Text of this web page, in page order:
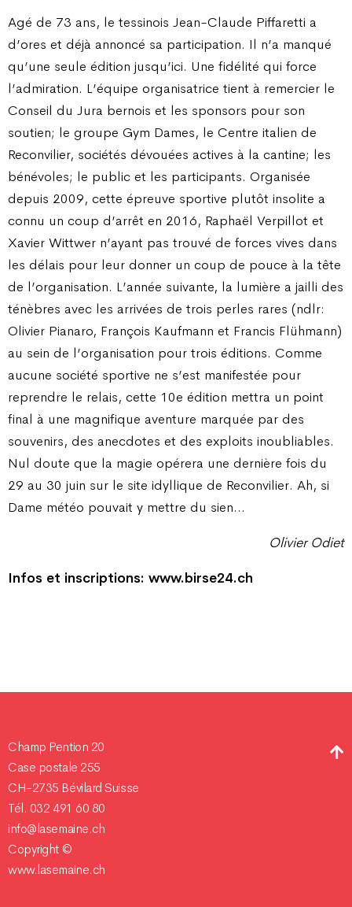
Agé de 73 ans, le tessinois Jean-Claude Piffaretti a
d’ores et déjà annoncé sa participation. Il n’a manqué
qu’une seule édition jusqu’ici. Une fidélité qui force
l’admiration. L’équipe organisatrice tient à remercier le
Conseil du Jura bernois et les sponsors pour son
soutien; le groupe Gym Dames, le Centre italien de
Reconvilier, sociétés dévouées actives à la cantine; les
bénévoles; le public et les participants. Organisée
depuis 2009, cette épreuve sportive plutôt insolite a
connu un coup d’arrêt en 2016, Raphaël Verpillot et
Xavier Wittwer n’ayant pas trouvé de forces vives dans
les délais pour leur donner un coup de pouce à la tête
de l’organisation. L’année suivante, la lumière a jailli des
ténèbres avec les arrivées de trois perles rares (ndlr:
Olivier Pianaro, François Kaufmann et Francis Flühmann)
au sein de l’organisation pour trois éditions. Comme
aucune société sportive ne s’est manifestée pour
reprendre le relais, cette 10e édition mettra un point
final à une magnifique aventure marquée par des
souvenirs, des anecdotes et des exploits inoubliables.
Nul doute que la magie opérera une dernière fois du
29 au 30 juin sur le site idyllique de Reconvilier. Ah, si
Dame météo pouvait y mettre du sien…
Olivier Odiet
Infos et inscriptions: www.birse24.ch
Champ Pention 20
Case postale 255
CH-2735 Bévilard Suisse
Tél. 032 491 60 80
info@lasemaine.ch
Copyright ©
www.lasemaine.ch